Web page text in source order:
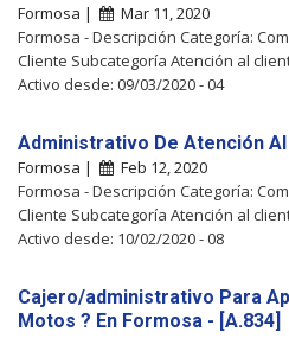
Formosa |
Mar 11, 2020
Formosa - Descripción Categoría:
Cliente Subcategoría Atención al
Activo desde: 09/03/2020 - 04
Administrativo De Atención
Formosa |
Feb 12, 2020
Formosa - Descripción Categoría:
Cliente Subcategoría Atención al
Activo desde: 10/02/2020 - 08
Cajero/administrativo Para
Motos ? En Formosa - [A.834]